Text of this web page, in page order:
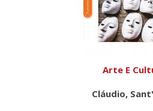
Arte E
Cláudio,